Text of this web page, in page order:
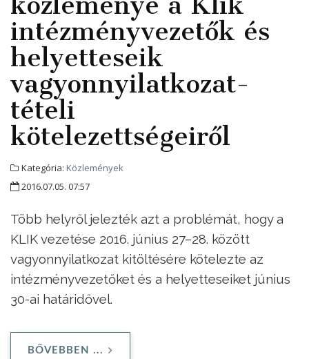
intézményvezetők és
helyetteseik
vagyonnyilatkozat-
tételi
kötelezettségeiről
Kategória: Közlemények
2016.07.05. 07:57
Több helyről jelezték azt a problémát, hogy a
KLIK vezetése 2016. június 27–28. között
vagyonnyilatkozat kitöltésére kötelezte az
intézményvezetőket és a helyetteseiket június
30-ai határidővel.
BŐVEBBEN ...